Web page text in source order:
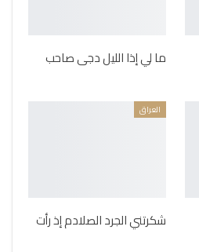
ما لي إذا الليل دجى صاحب
العراق
شكرتني الجرد الصلادم إذ رأت